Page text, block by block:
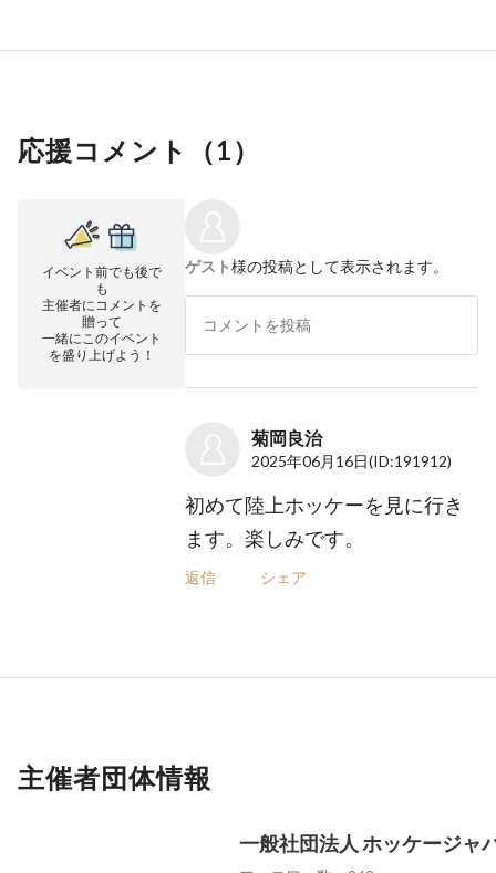
応援コメント（1）
イベント前でも後で
も
主催者にコメントを
贈って
一緒にこのイベント
を盛り上げよう！
ゲスト様の投稿として表示されます。
菊岡良治
2025年06月16日(ID:191912)
初めて陸上ホッケーを見に行き
ます。楽しみです。
返信 シェア
主催者団体情報
一般社団法人 ホッケージャ